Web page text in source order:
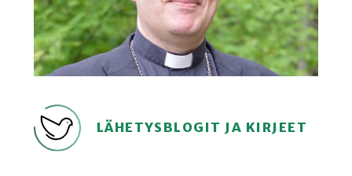
LÄHETYSBLOGIT JA KIRJEET